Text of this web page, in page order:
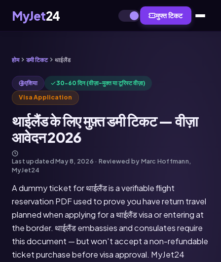
MyJet24 मुफ्त टिकट
होम डमी टिकट थाईलैंड
एशिया
30-60 दिन (वीज़ा-मुक्त या टूरिस्ट वीज़ा)
Visa Application
थाईलैंड के लिए मुफ़्त डमी टिकट — वीज़ा
आवेदन 2026
Last updatedMay 8, 2026 · Reviewed by Marc Hoffmann,
MyJet24
A dummy ticket for थाईलैंड is a verifiable flight
reservation PDF used to prove you have return travel
planned when applying for a थाईलैंड visa or entering at
the border. थाईलैंड embassies and consulates require
this document — but won't accept a non-refundable
ticket purchase before visa approval. MyJet24